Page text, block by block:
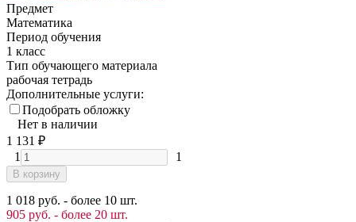
Предмет
Математика
Период обучения
1 класс
Тип обучающего материала
рабочая тетрадь
Дополнительные услуги:
Подобрать обложку
Нет в наличии
1 131 ₽
1
1
В корзину
1 018 руб. - более 10 шт.
905 руб. - более 20 шт.